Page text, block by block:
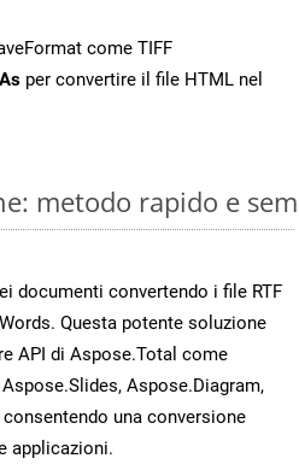
come TIFF
per convertire il file HTML nel
metodo rapido e
documenti convertendo i file RTF
Questa potente soluzione
API di Aspose.Total come
Aspose.Diagram,
una conversione
applicazioni.